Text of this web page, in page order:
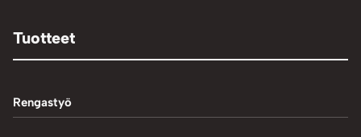
Tuotteet
Rengastyö